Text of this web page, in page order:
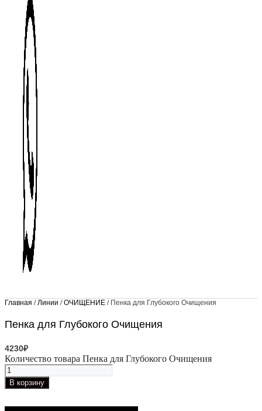
Главная /Линии /ОЧИЩЕНИЕ / Пенка для Глубокого Очищения
Пенка для Глубокого Очищения
4230₽
Количество товара Пенка для Глубокого Очищения
В корзину